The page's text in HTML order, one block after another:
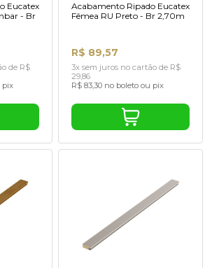
Eucatex
- Br
de R$
pix
Acabamento Ripado Eucatex
Fêmea RU Preto - Br 2,70m
R$ 89,57
3x sem juros no cartão de R$
29,86
R$ 83,30 no boleto ou pix